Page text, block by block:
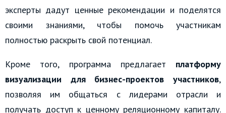
эксперты дадут ценные рекомендации и поделятся
своими знаниями, чтобы помочь участникам
полностью раскрыть свой потенциал.
Кроме того, программа предлагает платформу
визуализации для бизнес-проектов участников,
позволяя им общаться с лидерами отрасли и
получать доступ к ценному реляционному капиталу.